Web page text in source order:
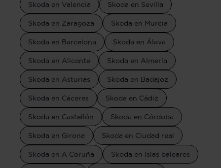
Skoda en Valencia Skoda en Sevilla
Skoda en Zaragoza Skoda en Murcia
Skoda en Barcelona Skoda en Álava
Skoda en Alicante Skoda en Almería
Skoda en Asturias Skoda en Badajoz
Skoda en Cáceres Skoda en Cádiz
Skoda en Castellón Skoda en Córdoba
Skoda en Girona Skoda en Ciudad real
Skoda en A Coruña Skoda en Islas baleares